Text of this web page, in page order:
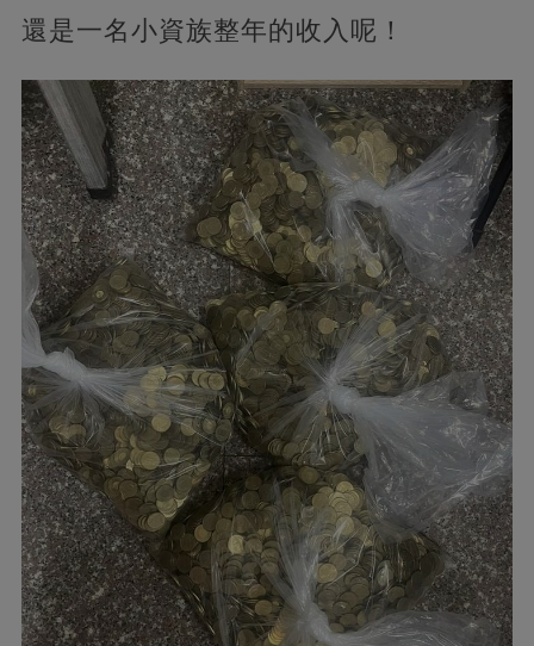
還是一名小資族整年的收入呢！